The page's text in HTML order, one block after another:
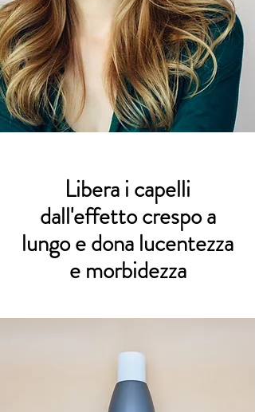
Libera i capelli
dall'effetto crespo a
lungo e dona lucentezza
e morbidezza